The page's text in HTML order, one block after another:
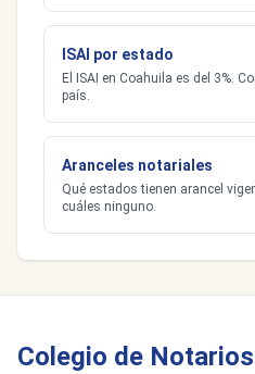
ISAI por estado
El ISAI en Coahuila es del 3%.
país.
Aranceles notariales
Qué estados tienen arancel
cuáles ninguno.
Colegio de